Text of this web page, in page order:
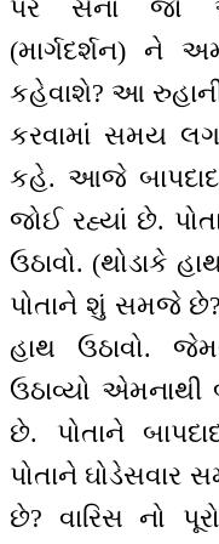
પર સેના જો
(માર્ગદર્શન) ને
કહેવાશે? આ
કરવામાં સમય
કહે. આજે બાપદાદા
જોઈ રહ્યાં છે.
ઉઠાવો. (થોડાકે
પોતાને શું સમજે
હાથ ઉઠાવો.
ઉઠાવ્યો એમનાથી
છે. પોતાને
પોતાને ઘોડેસવાર
છે? વારિસ નો